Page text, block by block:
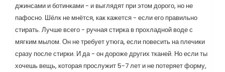
джинсами и ботинками - и выглядят при этом дорого, но не
пафосно. Шёлк не мнётся, как кажется - если его правильно
стирать. Лучше всего - ручная стирка в прохладной воде с
мягким мылом. Он не требует утюга, если повесить на плечики
сразу после стирки. И да - он дороже других тканей. Но если ты
хочешь вещь, которая прослужит 5-7 лет и не потеряет форму,